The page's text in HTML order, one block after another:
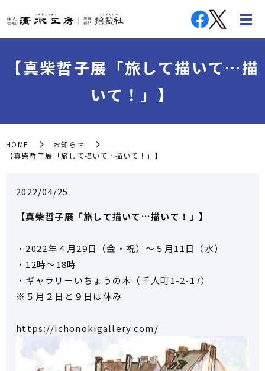
【真柴哲子展「旅して描いて…描
いて！」】
HOME
お知らせ
【真柴哲子展「旅して描いて…描いて！」】
2022/04/25
【真柴哲子展「旅して描いて…描いて！」】
・2022年４月29日（金・祝）～５月11日（水）
・12時～18時
・ギャラリーいちょうの木（千人町1-2-17）
※５月２日と９日は休み
https://ichonokigallery.com/